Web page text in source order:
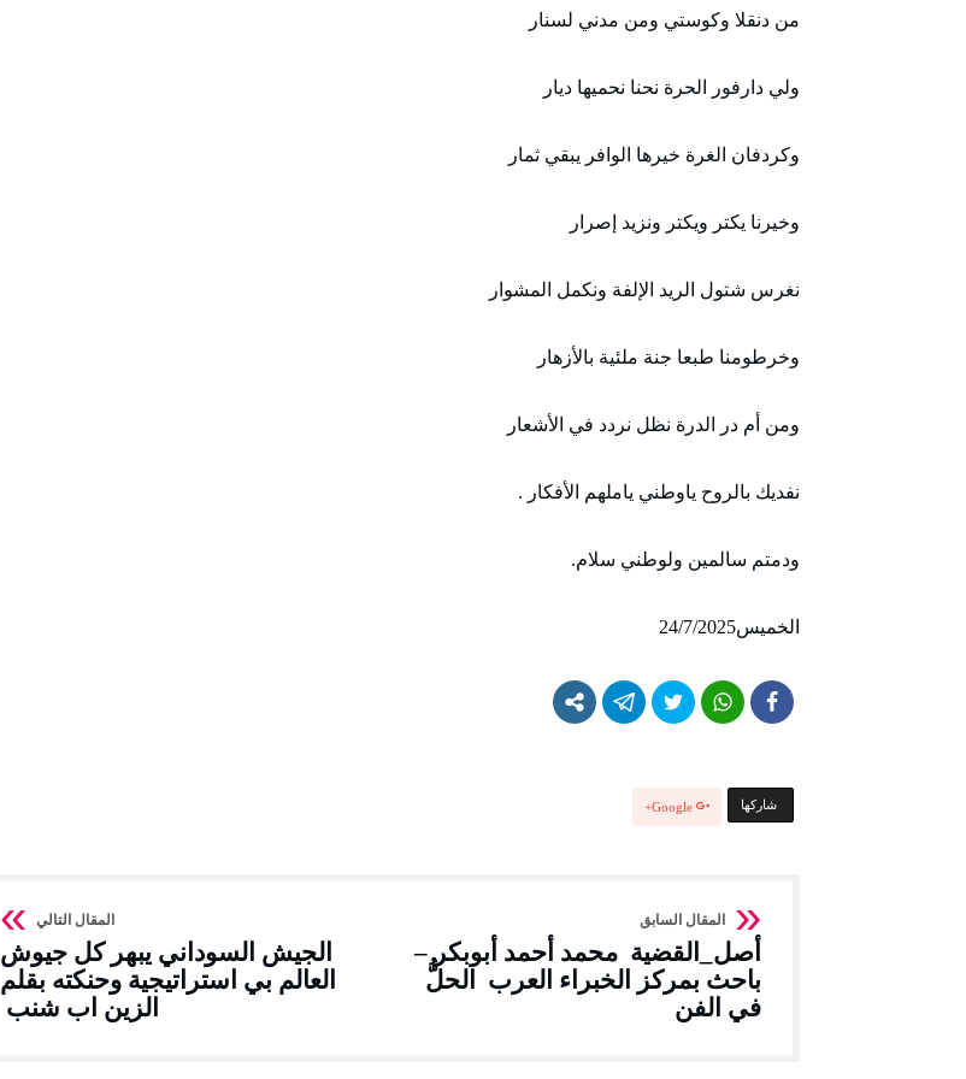
من دنقلا وكوستي ومن مدني لسنار
ولي دارفور الحرة نحنا نحميھا ديار
وكردفان الغرة خيرھا الوافر يبقي ثمار
وخيرنا يكتر ويكتر ونزيد إصرار
نغرس شتول الريد الإلفة ونكمل المشوار
وخرطومنا طبعا جنة ملئية بالأزھار
ومن أم در الدرة نظل نردد في الأشعار
نفديك بالروح ياوطني ياملھم الأفكار .
ودمتم سالمين ولوطني سلام.
الخميس24/7/2025
‫‫ شاركها‬ Google+
أصل_القضية محمد أحمد أبوبكر –
باحث بمركز الخبراء العرب الحلُّ
في الفن
الجيش السوداني يبهر كل جيوش
العالم بي استراتيجية وحنكته بقلم
الزين اب شنب